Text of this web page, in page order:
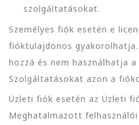
szolgáltatásokat.
Személyes fiók esetén e
fióktulajdonos
hozzá és nem használhatja a
Szolgáltatásokat azon a
Üzleti fiók esetén az Üzleti
Meghatalmazott